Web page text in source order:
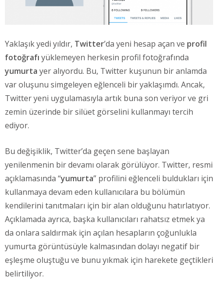
Yaklaşık yedi yıldır, Twitter’da yeni hesap açan ve profil
fotoğrafı yüklemeyen herkesin profil fotoğrafında
yumurta yer alıyordu. Bu, Twitter kuşunun bir anlamda
var oluşunu simgeleyen eğlenceli bir yaklaşımdı. Ancak,
Twitter yeni uygulamasıyla artık buna son veriyor ve gri
zemin üzerinde bir silüet görselini kullanmayı tercih
ediyor.
Bu değişiklik, Twitter’da geçen sene başlayan
yenilenmenin bir devamı olarak görülüyor. Twitter, resmi
açıklamasında “yumurta” profilini eğlenceli buldukları için
kullanmaya devam eden kullanıcılara bu bölümün
kendilerini tanıtmaları için bir alan olduğunu hatırlatıyor.
Açıklamada ayrıca, başka kullanıcıları rahatsız etmek ya
da onlara saldırmak için açılan hesapların çoğunlukla
yumurta görüntüsüyle kalmasından dolayı negatif bir
eşleşme oluştuğu ve bunu yıkmak için harekete geçtikleri
belirtiliyor.